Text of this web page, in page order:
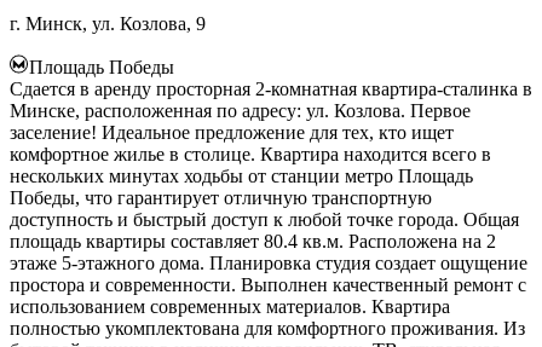
г. Минск, ул. Козлова, 9
Площадь Победы
Сдается в аренду просторная 2-комнатная квартира-сталинка в
Минске, расположенная по адресу: ул. Козлова. Первое
заселение! Идеальное предложение для тех, кто ищет
комфортное жилье в столице. Квартира находится всего в
нескольких минутах ходьбы от станции метро Площадь
Победы, что гарантирует отличную транспортную
доступность и быстрый доступ к любой точке города. Общая
площадь квартиры составляет 80.4 кв.м. Расположена на 2
этаже 5-этажного дома. Планировка студия создает ощущение
простора и современности. Выполнен качественный ремонт с
использованием современных материалов. Квартира
полностью укомплектована для комфортного проживания. Из